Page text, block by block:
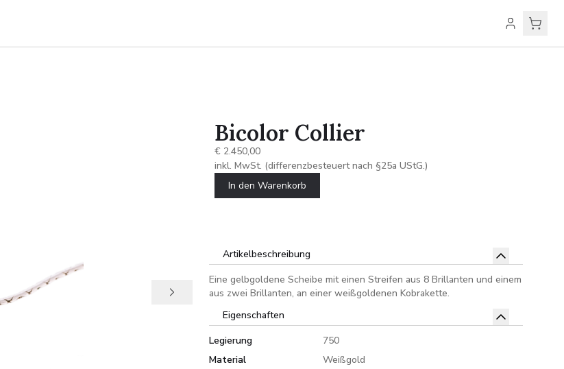
Bicolor Collier
€ 2.450,00
inkl. MwSt. (differenzbesteuert nach §25a UStG.)
In den Warenkorb
Artikelbeschreibung
Eine gelbgoldene Scheibe mit einen Streifen aus 8 Brillanten und einem
aus zwei Brillanten, an einer weißgoldenen Kobrakette.
Eigenschaften
Legierung
750
Material
Weißgold